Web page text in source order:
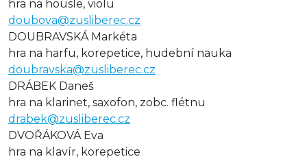
hra na housle, violu
doubova@zusliberec.cz
DOUBRAVSKÁ Markéta
hra na harfu, korepetice, hudební nauka
doubravska@zusliberec.cz
DRÁBEK Daneš
hra na klarinet, saxofon, zobc. flétnu
drabek@zusliberec.cz
DVOŘÁKOVÁ Eva
hra na klavír, korepetice